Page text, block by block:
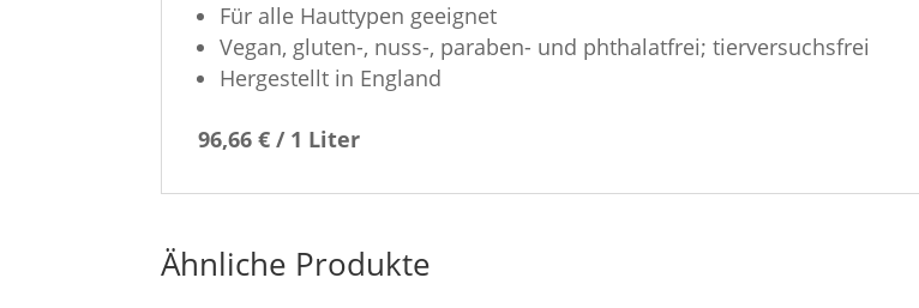
Für alle Hauttypen geeignet
Vegan, gluten-, nuss-, paraben- und phthalatfrei; tierversuchsfrei
Hergestellt in England
96,66 € / 1 Liter
Ähnliche Produkte